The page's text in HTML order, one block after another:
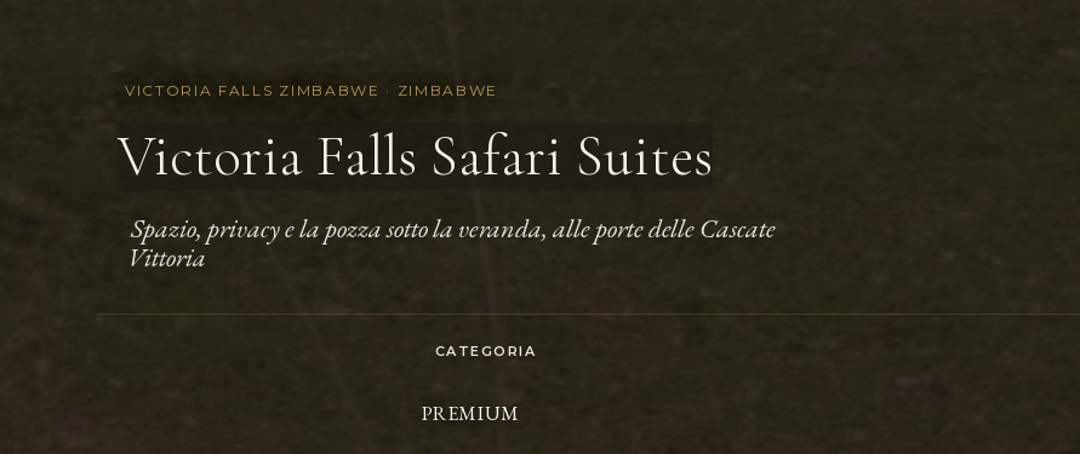
VICTORIA FALLS ZIMBABWE · ZIMBABWE
Victoria Falls Safari Suites
.Spazio, privacy e la pozza sotto la veranda, alle porte delle Cascate
Vittoria
CATEGORIA
PREMIUM